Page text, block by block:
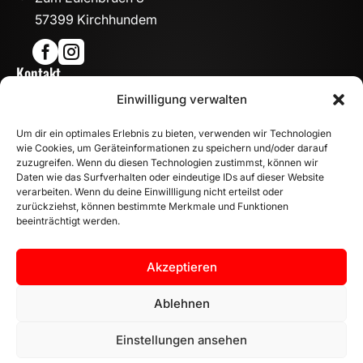
Einwilligung verwalten
Um dir ein optimales Erlebnis zu bieten, verwenden wir Technologien
wie Cookies, um Geräteinformationen zu speichern und/oder darauf
zuzugreifen. Wenn du diesen Technologien zustimmst, können wir
Daten wie das Surfverhalten oder eindeutige IDs auf dieser Website
verarbeiten. Wenn du deine Einwillligung nicht erteilst oder
zurückziehst, können bestimmte Merkmale und Funktionen
beeinträchtigt werden.
Akzeptieren
Ablehnen
Einstellungen ansehen
57399 Kirchhundem

Kontakt
info@mn-fahrzeugteile.de
 WhatsApp
Öffnungszeiten
 Mo - Fr: 8:00 – 17:00 Uhr
Sa: 10:00 – 14:00 Uhr
INFORMATION
Zahlungsarten
Versandinformationen
Widerrufsbelehrung